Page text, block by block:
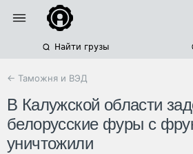
Найти грузы
← Таможня и ВЭД
В Калужской области
белорусские фуры с
уничтожили